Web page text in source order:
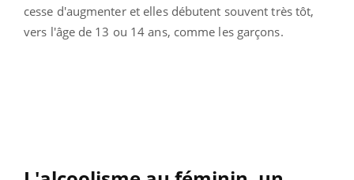
cesse d'augmenter et elles débutent souvent très tôt,
vers l'âge de 13 ou 14 ans, comme les garçons.